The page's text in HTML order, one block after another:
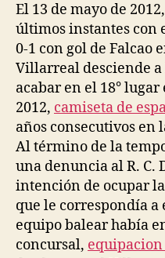
El 13 de mayo de
últimos instantes con
0-1 con gol de Falcao
Villarreal desciende
acabar en el 18°
2012, camiseta de
años consecutivos
Al término de la
una denuncia al R. C.
intención de ocupar
que le correspondía a
equipo balear había
concursal, equipacion